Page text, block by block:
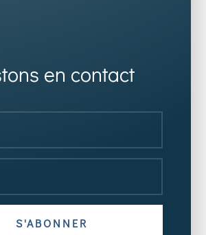
en contact
S'ABONNER